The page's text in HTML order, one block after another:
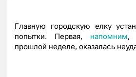
Главную городскую елку
попытки. Первая, напомним,
прошлой неделе, оказалась